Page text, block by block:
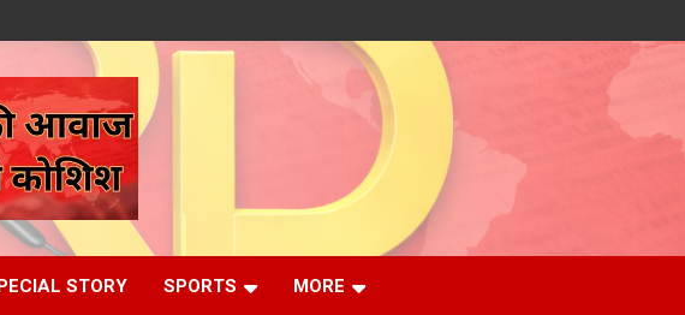
STORY SPORTS MORE